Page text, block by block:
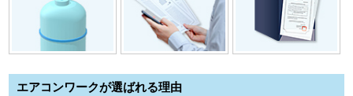
エアコンワークが選ばれる理由